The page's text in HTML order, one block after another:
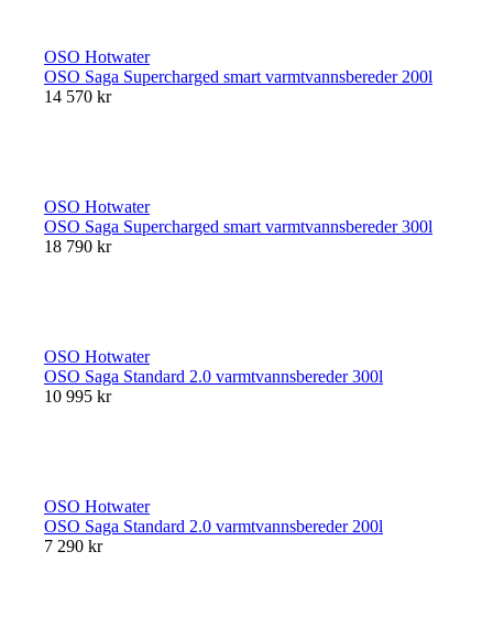
OSO Hotwater
OSO Saga Supercharged smart varmtvannsbereder 200l
14 570 kr
OSO Hotwater
OSO Saga Supercharged smart varmtvannsbereder 300l
18 790 kr
OSO Hotwater
OSO Saga Standard 2.0 varmtvannsbereder 300l
10 995 kr
OSO Hotwater
OSO Saga Standard 2.0 varmtvannsbereder 200l
7 290 kr